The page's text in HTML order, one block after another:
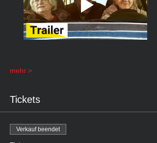
mehr >
Tickets
Verkauf beendet